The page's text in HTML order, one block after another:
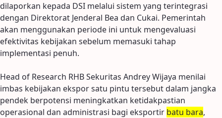
dilaporkan kepada DSI melalui sistem yang terintegrasi
dengan Direktorat Jenderal Bea dan Cukai. Pemerintah
akan menggunakan periode ini untuk mengevaluasi
efektivitas kebijakan sebelum memasuki tahap
implementasi penuh.
Head of Research RHB Sekuritas Andrey Wijaya menilai
imbas kebijakan ekspor satu pintu tersebut dalam jangka
pendek berpotensi meningkatkan ketidakpastian
operasional dan administrasi bagi eksportir batu bara,